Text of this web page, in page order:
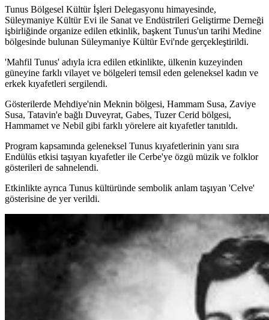
Tunus Bölgesel Kültür İşleri Delegasyonu himayesinde,
Süleymaniye Kültür Evi ile Sanat ve Endüstrileri Geliştirme Derneği
işbirliğinde organize edilen etkinlik, başkent Tunus'un tarihi Medine
bölgesinde bulunan Süleymaniye Kültür Evi'nde gerçekleştirildi.
'Mahfil Tunus' adıyla icra edilen etkinlikte, ülkenin kuzeyinden
güneyine farklı vilayet ve bölgeleri temsil eden geleneksel kadın ve
erkek kıyafetleri sergilendi.
Gösterilerde Mehdiye'nin Meknin bölgesi, Hammam Susa, Zaviye
Susa, Tatavin'e bağlı Duveyrat, Gabes, Tuzer Cerid bölgesi,
Hammamet ve Nebil gibi farklı yörelere ait kıyafetler tanıtıldı.
Program kapsamında geleneksel Tunus kıyafetlerinin yanı sıra
Endülüs etkisi taşıyan kıyafetler ile Cerbe'ye özgü müzik ve folklor
gösterileri de sahnelendi.
Etkinlikte ayrıca Tunus kültüründe sembolik anlam taşıyan 'Celve'
gösterisine de yer verildi.